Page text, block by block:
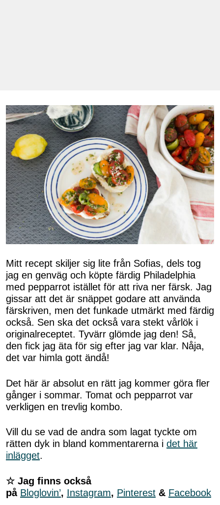
Mitt recept skiljer sig lite från Sofias, dels tog
jag en genväg och köpte färdig Philadelphia
med pepparrot istället för att riva ner färsk. Jag
gissar att det är snäppet godare att använda
färskriven, men det funkade utmärkt med färdig
också. Sen ska det också vara stekt vårlök i
originalreceptet. Tyvärr glömde jag den! Så,
den fick jag äta för sig efter jag var klar. Nåja,
det var himla gott ändå!
Det här är absolut en rätt jag kommer göra fler
gånger i sommar. Tomat och pepparrot var
verkligen en trevlig kombo.
Vill du se vad de andra som lagat tyckte om
rätten dyk in bland kommentarerna i det här
inlägget.
☆ Jag finns också
på Bloglovin’, Instagram, Pinterest & Facebook